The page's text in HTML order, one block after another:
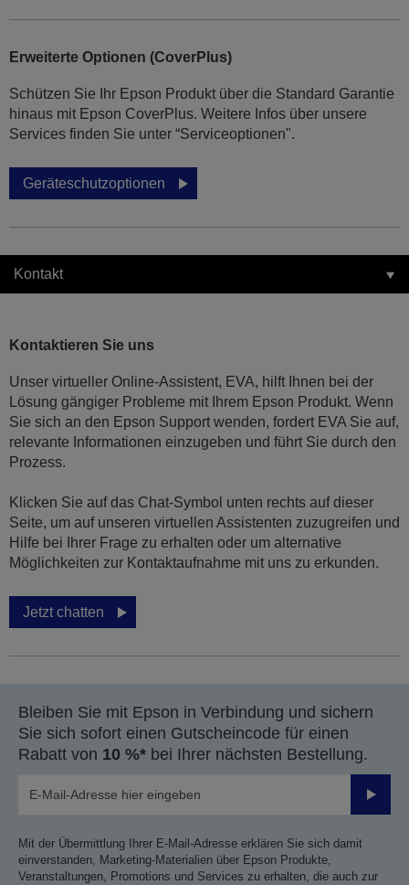
Erweiterte Optionen (CoverPlus)
Schützen Sie Ihr Epson Produkt über die Standard Garantie
hinaus mit Epson CoverPlus. Weitere Infos über unsere
Services finden Sie unter “Serviceoptionen".
Geräteschutzoptionen
Kontakt
Kontaktieren Sie uns
Unser virtueller Online-Assistent, EVA, hilft Ihnen bei der
Lösung gängiger Probleme mit Ihrem Epson Produkt. Wenn
Sie sich an den Epson Support wenden, fordert EVA Sie auf,
relevante Informationen einzugeben und führt Sie durch den
Prozess.
Klicken Sie auf das Chat-Symbol unten rechts auf dieser
Seite, um auf unseren virtuellen Assistenten zuzugreifen und
Hilfe bei Ihrer Frage zu erhalten oder um alternative
Möglichkeiten zur Kontaktaufnahme mit uns zu erkunden.
Jetzt chatten
Bleiben Sie mit Epson in Verbindung und sichern
Sie sich sofort einen Gutscheincode für einen
Rabatt von 10 %* bei Ihrer nächsten Bestellung.
Mit der Übermittlung Ihrer E-Mail-Adresse erklären Sie sich damit
einverstanden, Marketing-Materialien über Epson Produkte,
Veranstaltungen, Promotions und Services zu erhalten, die auch zur